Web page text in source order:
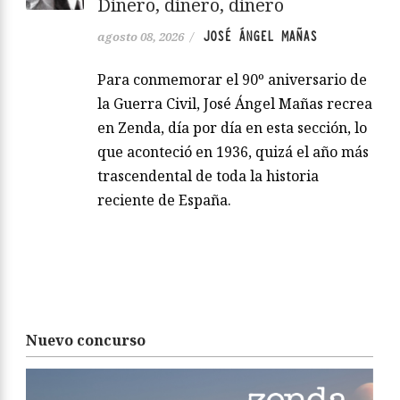
Dinero, dinero, dinero
agosto 08, 2026 / JOSÉ ÁNGEL MAÑAS
Para conmemorar el 90º aniversario de
la Guerra Civil, José Ángel Mañas recrea
en Zenda, día por día en esta sección, lo
que aconteció en 1936, quizá el año más
trascendental de toda la historia
reciente de España.
Nuevo concurso